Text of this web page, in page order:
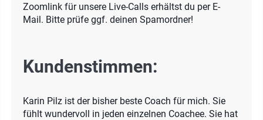
Zoomlink für unsere Live-Calls erhältst du per E-
Mail. Bitte prüfe ggf. deinen Spamordner!
Kundenstimmen:
Karin Pilz ist der bisher beste Coach für mich. Sie
fühlt wundervoll in jeden einzelnen Coachee. Sie hat